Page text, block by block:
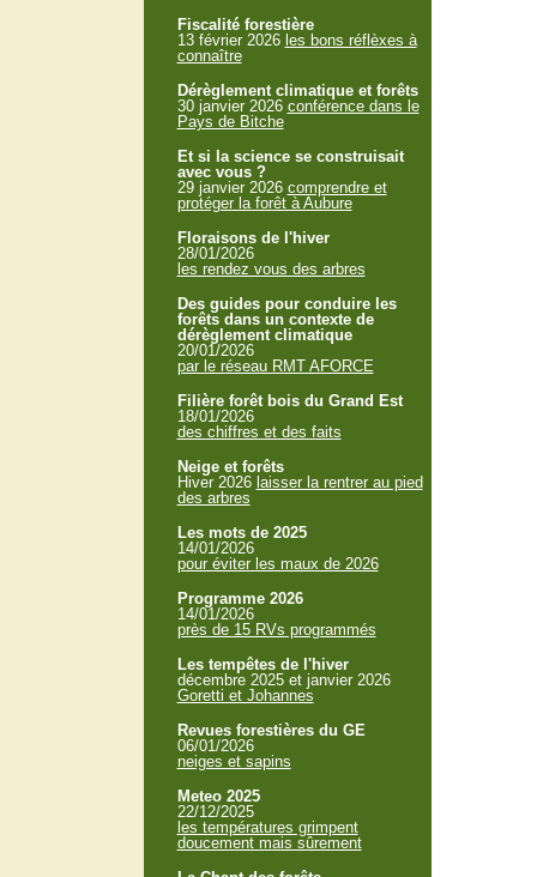
Fiscalité forestière
13 février 2026 les bons réflèxes à
connaître
Dérèglement climatique et forêts
30 janvier 2026 conférence dans le
Pays de Bitche
Et si la science se construisait
avec vous ?
29 janvier 2026 comprendre et
protéger la forêt à Aubure
Floraisons de l'hiver
28/01/2026
les rendez vous des arbres
Des guides pour conduire les
forêts dans un contexte de
dérèglement climatique
20/01/2026
par le réseau RMT AFORCE
Filière forêt bois du Grand Est
18/01/2026
des chiffres et des faits
Neige et forêts
Hiver 2026 laisser la rentrer au pied
des arbres
Les mots de 2025
14/01/2026
pour éviter les maux de 2026
Programme 2026
14/01/2026
près de 15 RVs programmés
Les tempêtes de l'hiver
décembre 2025 et janvier 2026
Goretti et Johannes
Revues forestières du GE
06/01/2026
neiges et sapins
Meteo 2025
22/12/2025
les températures grimpent
doucement mais sûrement